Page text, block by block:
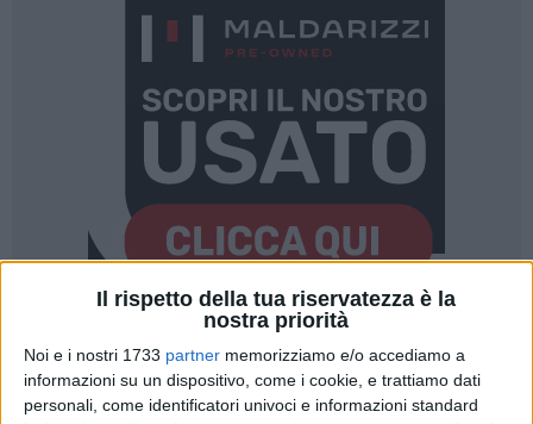
Il rispetto della tua riservatezza è la
nostra priorità
Noi e i nostri 1733 partner memorizziamo e/o accediamo a
informazioni su un dispositivo, come i cookie, e trattiamo dati
personali, come identificatori univoci e informazioni standard